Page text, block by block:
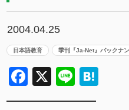
2004.04.25
日本語教育 季刊『Ja-Net』バックナ
Facebook
X Line